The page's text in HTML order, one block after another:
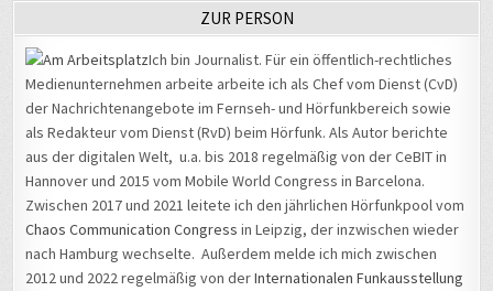
ZUR PERSON
Ich bin Journalist. Für ein öffentlich-rechtliches
Medienunternehmen arbeite arbeite ich als Chef vom Dienst (CvD)
der Nachrichtenangebote im Fernseh- und Hörfunkbereich sowie
als Redakteur vom Dienst (RvD) beim Hörfunk. Als Autor berichte
aus der digitalen Welt, u.a. bis 2018 regelmäßig von der CeBIT in
Hannover und 2015 vom Mobile World Congress in Barcelona.
Zwischen 2017 und 2021 leitete ich den jährlichen Hörfunkpool vom
Chaos Communication Congress in Leipzig, der inzwischen wieder
nach Hamburg wechselte. Außerdem melde ich mich zwischen
2012 und 2022 regelmäßig von derInternationalen Funkausstellung